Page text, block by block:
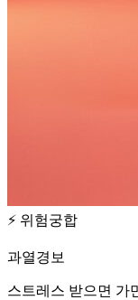
⚡ 위험궁합
과열경보
스트레스 받으면 가